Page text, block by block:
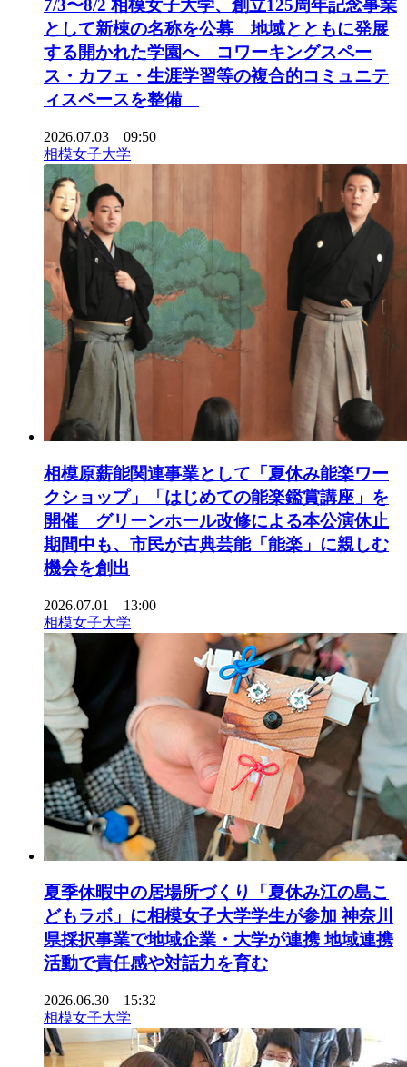
7/3〜8/2 相模女子大学、創立125周年記念事業
として新棟の名称を公募 地域とともに発展
する開かれた学園へ コワーキングスペー
ス・カフェ・生涯学習等の複合的コミュニテ
ィスペースを整備
2026.07.03 09:50
相模女子大学
相模原薪能関連事業として「夏休み能楽ワー
クショップ」「はじめての能楽鑑賞講座」を
開催 グリーンホール改修による本公演休止
期間中も、市民が古典芸能「能楽」に親しむ
機会を創出
2026.07.01 13:00
相模女子大学
夏季休暇中の居場所づくり「夏休み江の島こ
どもラボ」に相模女子大学学生が参加 神奈川
県採択事業で地域企業・大学が連携 地域連携
活動で責任感や対話力を育む
2026.06.30 15:32
相模女子大学